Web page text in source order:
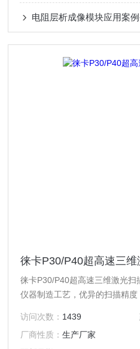
徕卡P30/P40超高速三维
徕卡P30/P40超高速三维激光扫描仪主
仪器制造工艺，优异的扫描精度
度1.2mm+10ppm，优异的精度
形数字化技术，扫描噪声低 扫
访问次数： 1439
厂商性质：生产厂家